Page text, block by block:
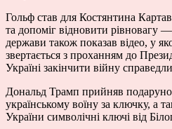
Гольф став для Костянтина
та допоміг відновити рівновагу
держави також показав відео, у
звертається з проханням до
Україні закінчити війну
Дональд Трамп прийняв
українському воїну за ключку, а
України символічні ключі від